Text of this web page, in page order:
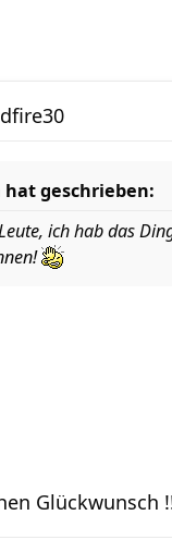
hat geschrieben:
ich hab das
Glückwunsch